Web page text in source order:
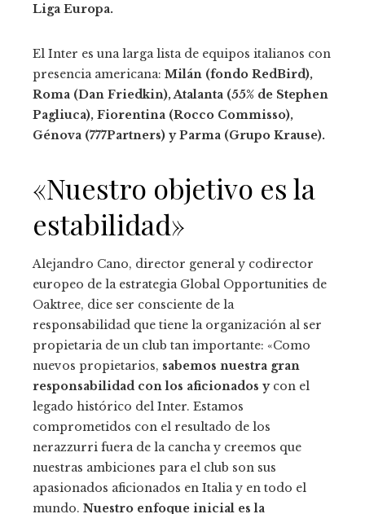
Liga Europa.
El Inter es una larga lista de equipos italianos con
presencia americana: Milán (fondo RedBird),
Roma (Dan Friedkin), Atalanta (55% de Stephen
Pagliuca), Fiorentina (Rocco Commisso),
Génova (777Partners) y Parma (Grupo Krause).
«Nuestro objetivo es la
estabilidad»
Alejandro Cano, director general y codirector
europeo de la estrategia Global Opportunities de
Oaktree, dice ser consciente de la
responsabilidad que tiene la organización al ser
propietaria de un club tan importante: «Como
nuevos propietarios, sabemos nuestra gran
responsabilidad con los aficionados ycon el
legado histórico del Inter. Estamos
comprometidos con el resultado de los
nerazzurri fuera de la cancha y creemos que
nuestras ambiciones para el club son sus
apasionados aficionados en Italia y en todo el
mundo. Nuestro enfoque inicial es la